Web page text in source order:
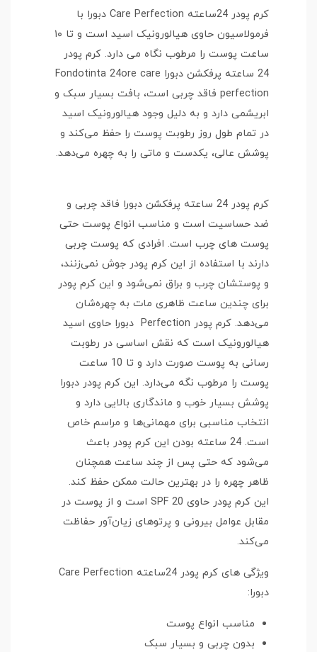
کرم پودر 24ساعته Care Perfection دبورا با
فرمولاسیون حاوی هیالورونیک اسید است و تا ۱۰
ساعت پوست را مرطوب نگاه می دارد. کرم پودر
24 ساعته پرفکشن دبورا Fondotinta 24ore care
perfection فاقد چربی است، بافت بسیار سبک و
ابریشمی دارد و به دلیل وجود هیالورونیک اسید
در تمام طول روز رطوبت پوست را حفظ می‌کند و
پوشش عالی، یکدست و ماتی را به چهره می‌دهد.
کرم پودر 24 ساعته پرفکشن دبورا فاقد چربی و
ضد حساسیت است و مناسب انواع پوست حتی
پوست های چرب است. افرادی که پوست چربی
دارند با استفاده از این کرم پودر جوش نمی‌زنند،
و پوستشان چرب و براق نمی‌شود و این کرم پودر
برای چندین ساعت ظاهری مات به چهره‌شان
می‌دهد. کرم پودر Perfection دبورا حاوی اسید
هیالورونیک است که نقش اساسی در رطوبت
رسانی به پوست صورت دارد و تا 10 ساعت
پوست را مرطوب نگه می‌دارد. این کرم پودر دبورا
پوشش بسیار خوب و ماندگاری بالایی دارد و
انتخاب مناسبی برای مهمانی‌ها و مراسم خاص
است. 24 ساعته بودن این کرم پودر باعث
می‌شود که حتی پس از چند ساعت همچنان
ظاهر چهره را در بهترین حالت ممکن حفظ کند.
این کرم پودر حاوی SPF 20 است و از پوست در
مقابل عوامل بیرونی و پرتوهای زیان‌آور حفاظت
می‌کند.
ویژگی های کرم پودر 24ساعته Care Perfection
دبورا:
مناسب انواع پوست
بدون چربی و بسیار سبک